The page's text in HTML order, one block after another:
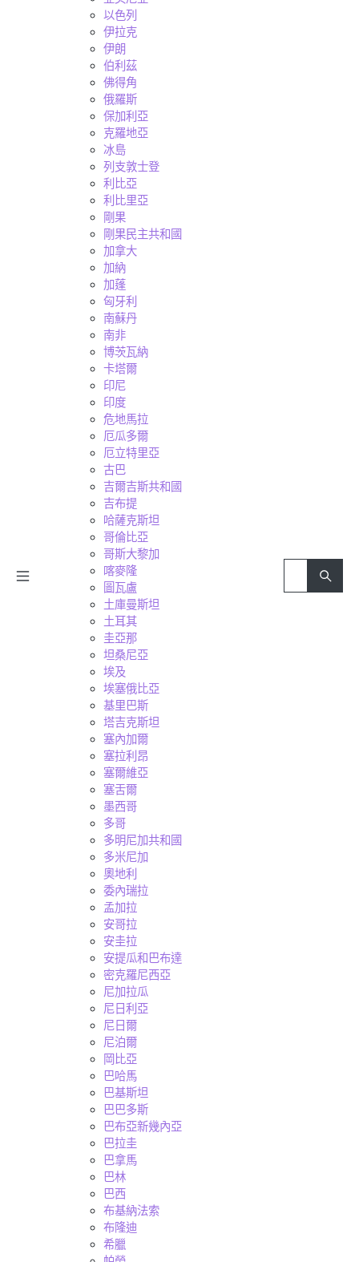
以色列
伊拉克
伊朗
伯利茲
佛得角
俄羅斯
保加利亞
克羅地亞
冰島
列支敦士登
利比亞
利比里亞
剛果
剛果民主共和國
加拿大
加納
加蓬
匈牙利
南蘇丹
南非
博茨瓦納
卡塔爾
印尼
印度
危地馬拉
厄瓜多爾
厄立特里亞
古巴
吉爾吉斯共和國
吉布提
哈薩克斯坦
哥倫比亞
哥斯大黎加
喀麥隆
圖瓦盧
土庫曼斯坦
土耳其
圭亞那
坦桑尼亞
埃及
埃塞俄比亞
基里巴斯
塔吉克斯坦
塞內加爾
塞拉利昂
塞爾維亞
塞舌爾
墨西哥
多哥
多明尼加共和國
多米尼加
奧地利
委內瑞拉
孟加拉
安哥拉
安圭拉
安提瓜和巴布達
密克羅尼西亞
尼加拉瓜
尼日利亞
尼日爾
尼泊爾
岡比亞
巴哈馬
巴基斯坦
巴巴多斯
巴布亞新幾內亞
巴拉圭
巴拿馬
巴林
巴西
布基納法索
布隆迪
希臘